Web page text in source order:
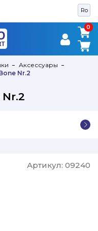
Ro
0
0
Аксессуары
Nr.2
Артикул: 09240